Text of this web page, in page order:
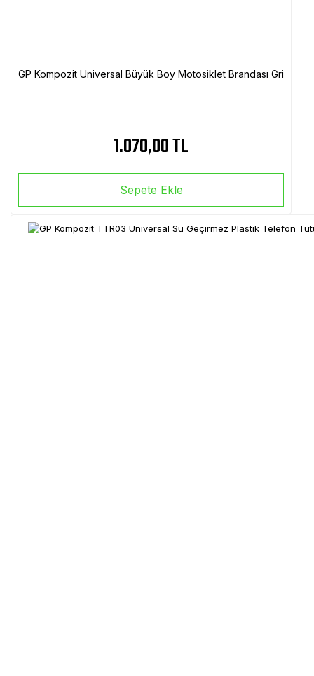
GP Kompozit Universal Büyük Boy Motosiklet Brandası Gri
1.070,00 TL
Sepete Ekle